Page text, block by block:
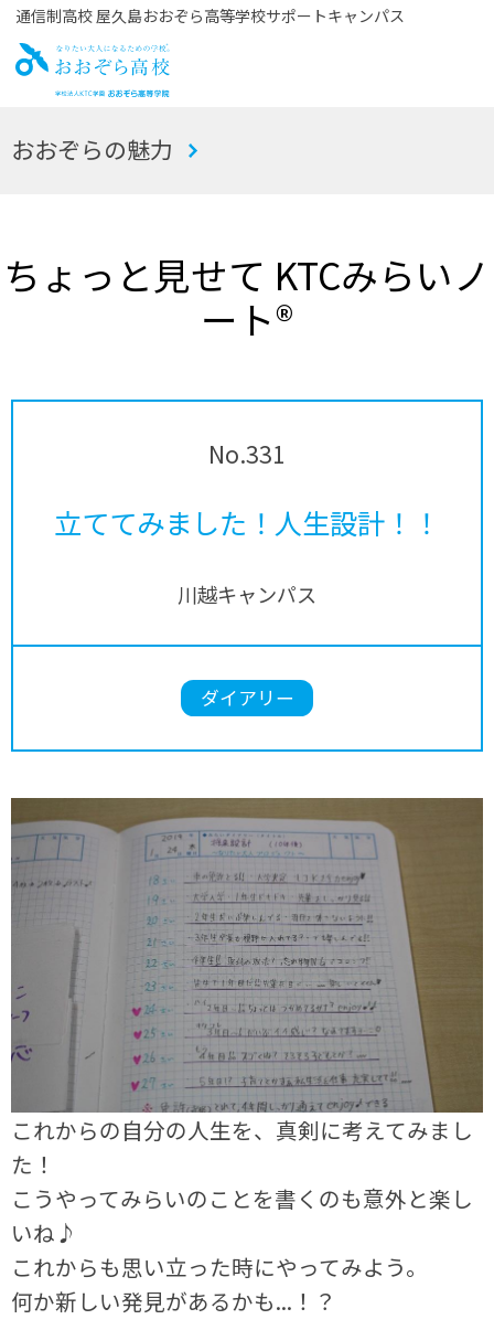
通信制高校 屋久島おおぞら高等学校サポートキャンパス
お
おおぞらの魅力
ちょっと見せて KTCみらいノ
ート®
No.331
立ててみました！人生設計！！
川越キャンパス
ダイアリー
これからの自分の人生を、真剣に考えてみまし
た！
こうやってみらいのことを書くのも意外と楽し
いね♪
これからも思い立った時にやってみよう。
何か新しい発見があるかも...！？